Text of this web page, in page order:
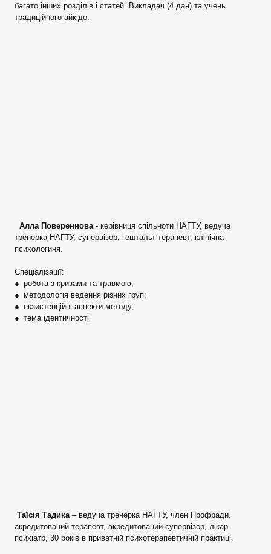
багато інших розділів і статей. Викладач (4 дан) та учень
традиційного айкідо.
Алла Повереннова - керівниця спільноти НАГТУ, ведуча
тренерка НАГТУ, супервізор, гештальт-терапевт, клінічна
психологиня.
Спеціалізації:
● робота з кризами та травмою;
● методологія ведення різних груп;
● екзистенційні аспекти методу;
● тема ідентичності
Таїсія Тадика – ведуча тренерка НАГТУ, член Профради.
акредитований терапевт, акредитований супервізор, лікар
психіатр, 30 років в приватній психотерапевтичній практиці.